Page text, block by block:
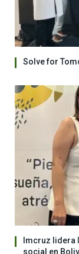
Solve for
Imcruz lidera
social en